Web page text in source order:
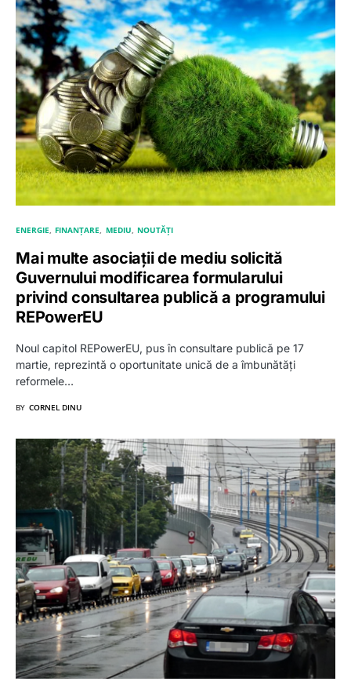
ENERGIE FINANȚARE MEDIU NOUTĂȚI
Mai multe asociații de mediu solicită
Guvernului modificarea formularului
privind consultarea publică a programului
REPowerEU
Noul capitol REPowerEU, pus în consultare publică pe 17
martie, reprezintă o oportunitate unică de a îmbunătăți
reformele…
BY CORNEL DINU